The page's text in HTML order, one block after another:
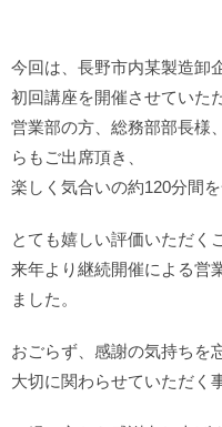
今回は、長野市内某製造卸
初回講座を開催させていた
営業部の方、総務部部長様
らもご出席頂き、
楽しく気合いの約120分間
とても嬉しい評価いただく
来年より継続開催による営
ました。
おごらず、感謝の気持ちを
大切に関わらせていただく